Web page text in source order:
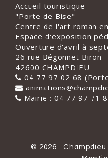
Accueil touristique
"Porte de Bise"
Centre de l'art roman
Espace d'exposition
Ouverture d'avril à
26 rue Bégonnet Biron
42600 CHAMPDIEU
04 77 97 02 68
Mairie : 04 77 97 71
© 2026 Champdieu